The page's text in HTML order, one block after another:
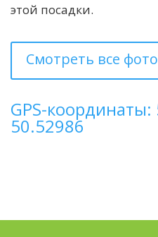
этой посадки.
Смотреть все
GPS-
50.52986